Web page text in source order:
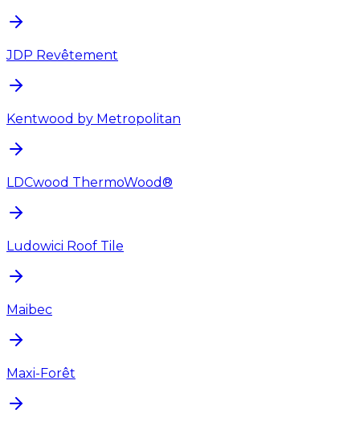
JDP Revêtement
Kentwood by Metropolitan
LDCwood ThermoWood®
Ludowici Roof Tile
Maibec
Maxi-Forêt